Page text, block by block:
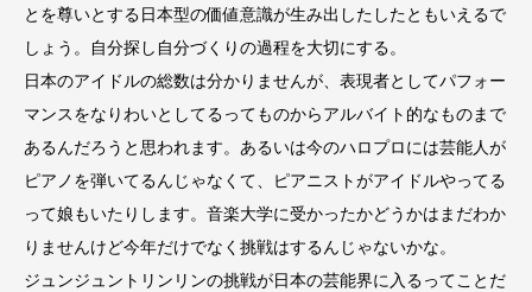
とを尊いとする日本型の価値意識が生み出したしたともいえるで
しょう。自分探し自分づくりの過程を大切にする。
日本のアイドルの総数は分かりませんが、表現者としてパフォー
マンスをなりわいとしてるってものからアルバイト的なものまで
あるんだろうと思われます。あるいは今のハロプロには芸能人が
ピアノを弾いてるんじゃなくて、ピアニストがアイドルやってる
って娘もいたりします。音楽大学に受かったかどうかはまだわか
りませんけど今年だけでなく挑戦はするんじゃないかな。
ジュンジュントリンリンの挑戦が日本の芸能界に入るってことだ